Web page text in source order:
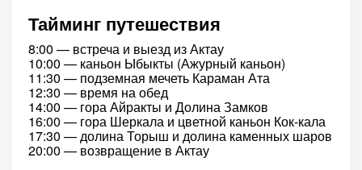
Тайминг путешествия
8:00 — встреча и выезд из Актау
10:00 — каньон Ыбыкты (Ажурный каньон)
11:30 — подземная мечеть Караман Ата
12:30 — время на обед
14:00 — гора Айракты и Долина Замков
16:00 — гора Шеркала и цветной каньон Кок-кала
17:30 — долина Торыш и долина каменных шаров
20:00 — возвращение в Актау